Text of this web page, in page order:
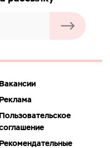
Вакансии
Реклама
Пользовательское
Рекомендательные